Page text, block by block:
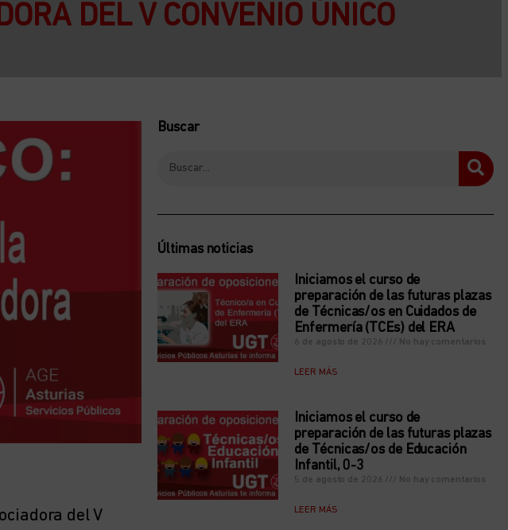
DEL V CONVENIO ÚNICO
del V
Buscar
Últimas noticias
Iniciamos el curso de
preparación de las futuras plazas
de Técnicas/os en Cuidados de
Enfermería (TCEs) del ERA
6 de agosto de 2026 No hay comentarios
LEER MÁS
Iniciamos el curso de
preparación de las futuras plazas
de Técnicas/os de Educación
Infantil, 0-3
5 de agosto de 2026 No hay comentarios
LEER MÁS